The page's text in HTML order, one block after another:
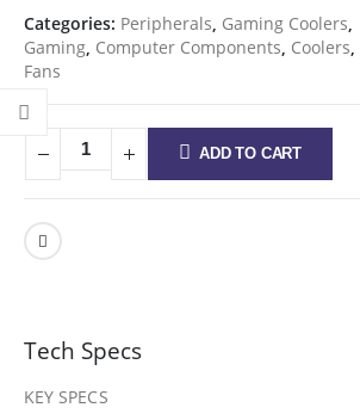
Categories: Peripherals, Gaming Coolers,
Gaming, Computer Components, Coolers,
Fans
ADD TO CART
Tech Specs
KEY SPECS